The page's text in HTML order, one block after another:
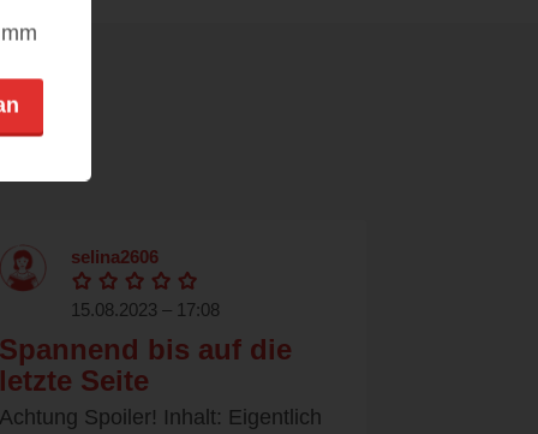
selina2606
15.08.2023 – 17:08
Spannend bis auf die
letzte Seite
Achtung Spoiler! Inhalt: Eigentlich